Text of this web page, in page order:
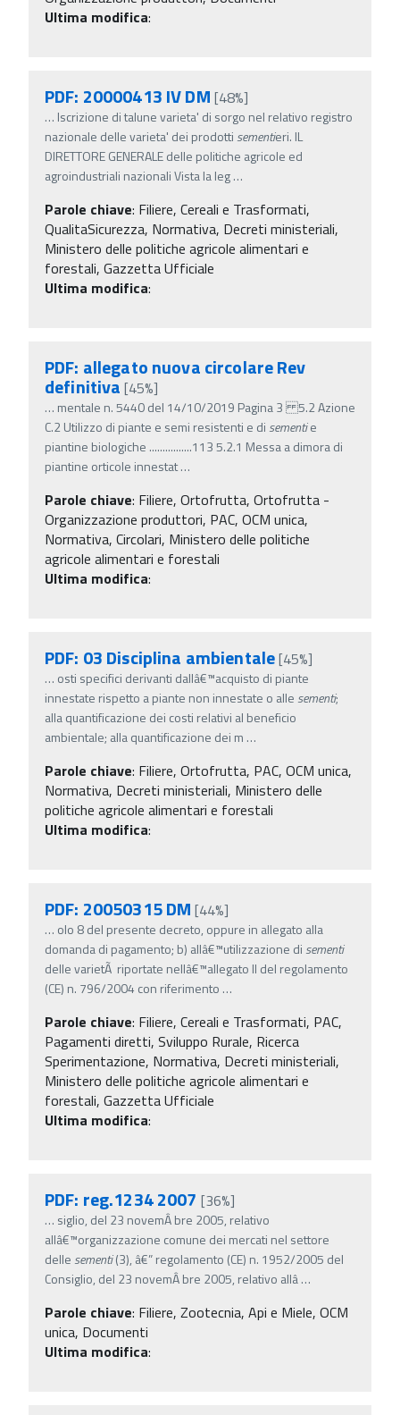
Ultima modifica:
PDF: 20000413 IV DM [48%]
… Iscrizione di talune varieta' di sorgo nel relativo registro
nazionale delle varieta' dei prodotti sementieri. IL
DIRETTORE GENERALE delle politiche agricole ed
agroindustriali nazionali Vista la leg…
Parole chiave: Filiere, Cereali e Trasformati,
QualitaSicurezza, Normativa, Decreti ministeriali,
Ministero delle politiche agricole alimentari e
forestali, Gazzetta Ufficiale
Ultima modifica:
PDF: allegato nuova circolare Rev
definitiva [45%]
… mentale n. 5440 del 14/10/2019 Pagina 3 5.2 Azione
C.2 Utilizzo di piante e semi resistenti e di sementie
piantine biologiche ................113 5.2.1 Messa a dimora di
piantine orticole innestat…
Parole chiave: Filiere, Ortofrutta, Ortofrutta -
Organizzazione produttori, PAC, OCM unica,
Normativa, Circolari, Ministero delle politiche
agricole alimentari e forestali
Ultima modifica:
PDF: 03 Disciplina ambientale[45%]
… osti specifici derivanti dallâ€™acquisto di piante
innestate rispetto a piante non innestate o alle sementi;
alla quantificazione dei costi relativi al beneficio
ambientale; alla quantificazione dei m …
Parole chiave: Filiere, Ortofrutta, PAC, OCM unica,
Normativa, Decreti ministeriali, Ministero delle
politiche agricole alimentari e forestali
Ultima modifica:
PDF: 20050315 DM [44%]
… olo 8 del presente decreto, oppure in allegato alla
domanda di pagamento; b) allâ€™utilizzazione di sementi
delle varietÃ riportate nellâ€™allegato II del regolamento
(CE) n. 796/2004 con riferimento …
Parole chiave: Filiere, Cereali e Trasformati, PAC,
Pagamenti diretti, Sviluppo Rurale, Ricerca
Sperimentazione, Normativa, Decreti ministeriali,
Ministero delle politiche agricole alimentari e
forestali, Gazzetta Ufficiale
Ultima modifica:
PDF: reg.1234 2007 [36%]
… siglio, del 23 novemÂ­ bre 2005, relativo
allâ€™organizzazione comune dei mercati nel settore
delle sementi(3), â€” regolamento (CE) n. 1952/2005 del
Consiglio, del 23 novemÂ­ bre 2005, relativo allâ…
Parole chiave: Filiere, Zootecnia, Api e Miele, OCM
unica, Documenti
Ultima modifica: